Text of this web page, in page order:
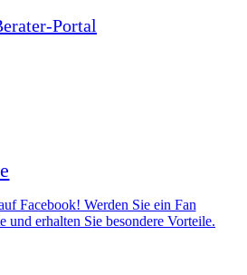
Portal
Facebook! Werden Sie ein Fan
und erhalten Sie besondere Vorteile.